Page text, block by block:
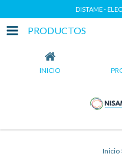
DISTAME -
PRODUCTOS
INICIO
Inicio